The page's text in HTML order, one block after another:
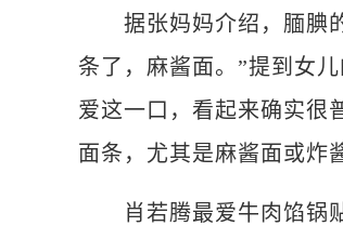
据张妈妈介绍，腼腆的
条了，麻酱面。”提到女
爱这一口，看起来确实很
面条，尤其是麻酱面或炸
肖若腾最爱牛肉馅锅